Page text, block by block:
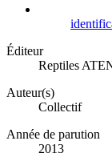
Éditeur
Reptiles
Auteur(s)
Collectif
Année de parution
2013